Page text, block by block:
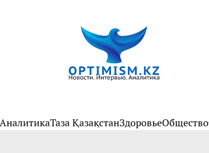
АналитикаТаза ҚазақстанЗдоровьеОбщество